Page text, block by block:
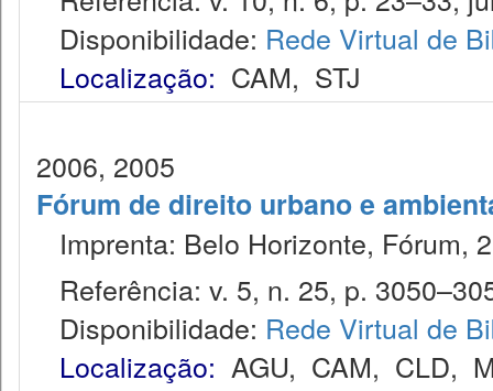
Disponibilidade: Rede Virtual de
Localização: CAM, STJ
2006, 2005
Fórum de direito urbano e
Imprenta: Belo Horizonte, Fórum,
Referência: v. 5, n. 25, p.
Disponibilidade: Rede Virtual de
Localização: AGU, CAM, CLD,